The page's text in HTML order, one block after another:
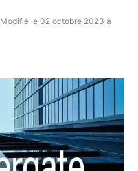
Modifié le 02 octobre 2023 à